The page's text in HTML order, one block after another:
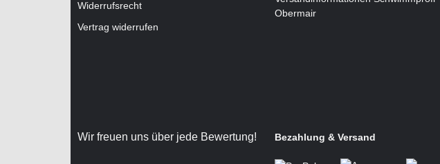
Widerrufsrecht
Vertrag widerrufen
Obermair
Wir freuen uns über jede Bewertung! Bezahlung & Versand